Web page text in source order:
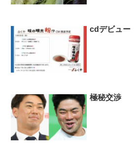
cdデビュー
極秘交渉